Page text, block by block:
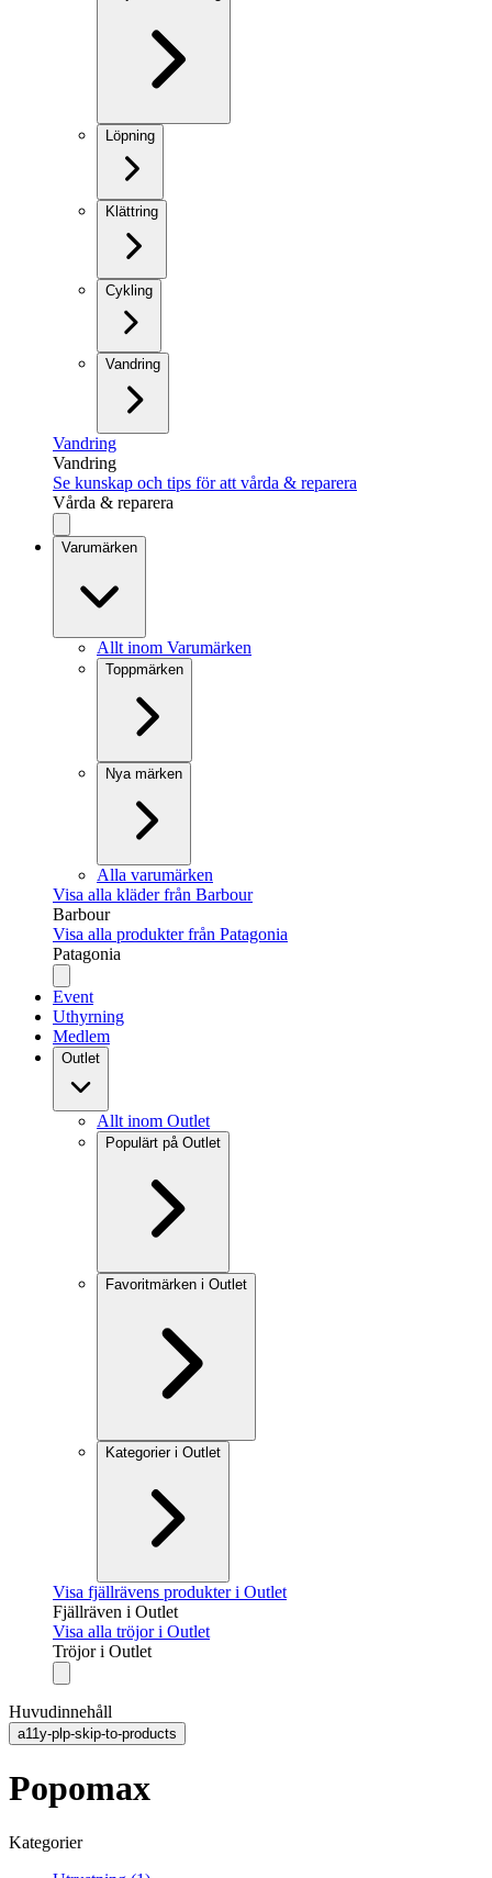
Löpning
Klättring
Cykling
Vandring
Vandring
Vandring
Se kunskap och tips för att vårda & reparera
Vårda & reparera
Varumärken
Allt inom Varumärken
Toppmärken
Nya märken
Alla varumärken
Visa alla kläder från Barbour
Barbour
Visa alla produkter från Patagonia
Patagonia
Event
Uthyrning
Medlem
Outlet
Allt inom Outlet
Populärt på Outlet
Favoritmärken i Outlet
Kategorier i Outlet
Visa fjällrävens produkter i Outlet
Fjällräven i Outlet
Visa alla tröjor i Outlet
Tröjor i Outlet
Huvudinnehåll
a11y-plp-skip-to-products
Popomax
Kategorier